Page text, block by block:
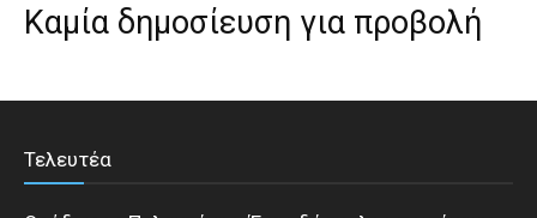
Καμία δημοσίευση για προβολή
Τελευτέα